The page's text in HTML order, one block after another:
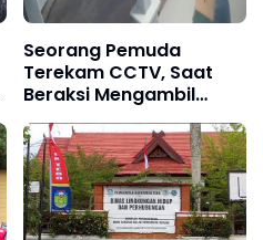
Seorang Pemuda
Terekam CCTV, Saat
Beraksi Mengambil
Kotak Amal di Masjid Al
Hidayah